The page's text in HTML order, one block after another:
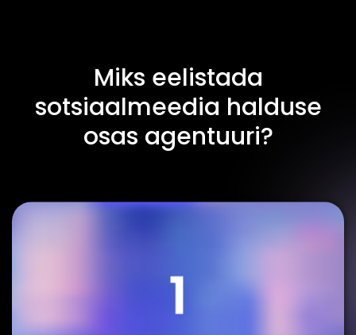
Miks eelistada
sotsiaalmeedia halduse
osas agentuuri?